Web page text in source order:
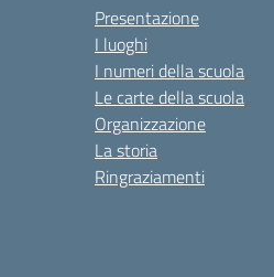
Presentazione
I luoghi
I numeri della scuola
Le carte della scuola
Organizzazione
La storia
Ringraziamenti